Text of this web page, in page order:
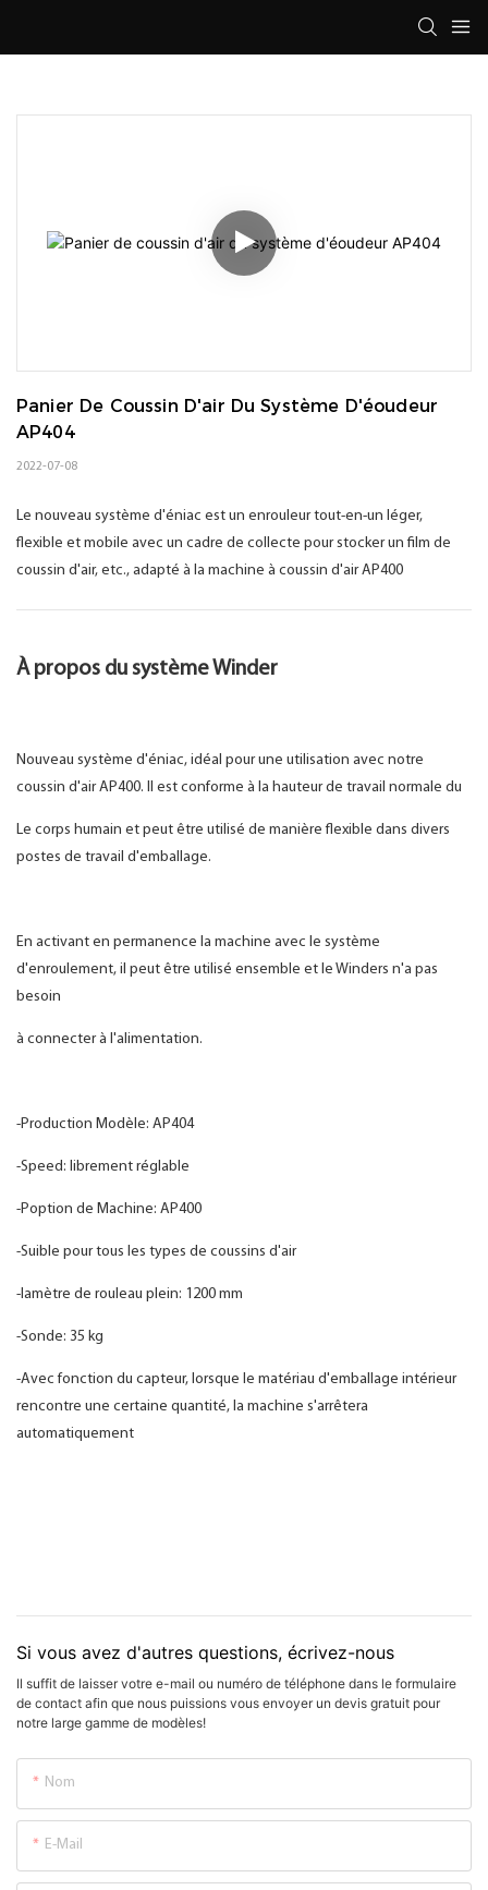
Panier De Coussin D'air Du Système D'éoudeur
AP404
2022-07-08
Le nouveau système d'éniac est un enrouleur tout-en-un léger,
flexible et mobile avec un cadre de collecte pour stocker un film de
coussin d'air, etc., adapté à la machine à coussin d'air AP400
À propos du système Winder
Nouveau système d'éniac, idéal pour une utilisation avec notre
coussin d'air AP400. Il est conforme à la hauteur de travail normale du
Le corps humain et peut être utilisé de manière flexible dans divers
postes de travail d'emballage.
En activant en permanence la machine avec le système
d'enroulement, il peut être utilisé ensemble et le Winders n'a pas
besoin
à connecter à l'alimentation.
-Production Modèle: AP404
-Speed: librement réglable
-Poption de Machine: AP400
-Suible pour tous les types de coussins d'air
-Iamètre de rouleau plein: 1200 mm
-Sonde: 35 kg
-Avec fonction du capteur, lorsque le matériau d'emballage intérieur
rencontre une certaine quantité, la machine s'arrêtera
automatiquement
Si vous avez d'autres questions, écrivez-nous
Il suffit de laisser votre e-mail ou numéro de téléphone dans le formulaire
de contact afin que nous puissions vous envoyer un devis gratuit pour
notre large gamme de modèles!
Nom
E-Mail